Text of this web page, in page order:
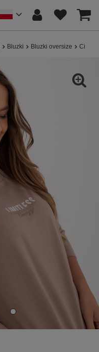
Bluzki Bluzki oversize